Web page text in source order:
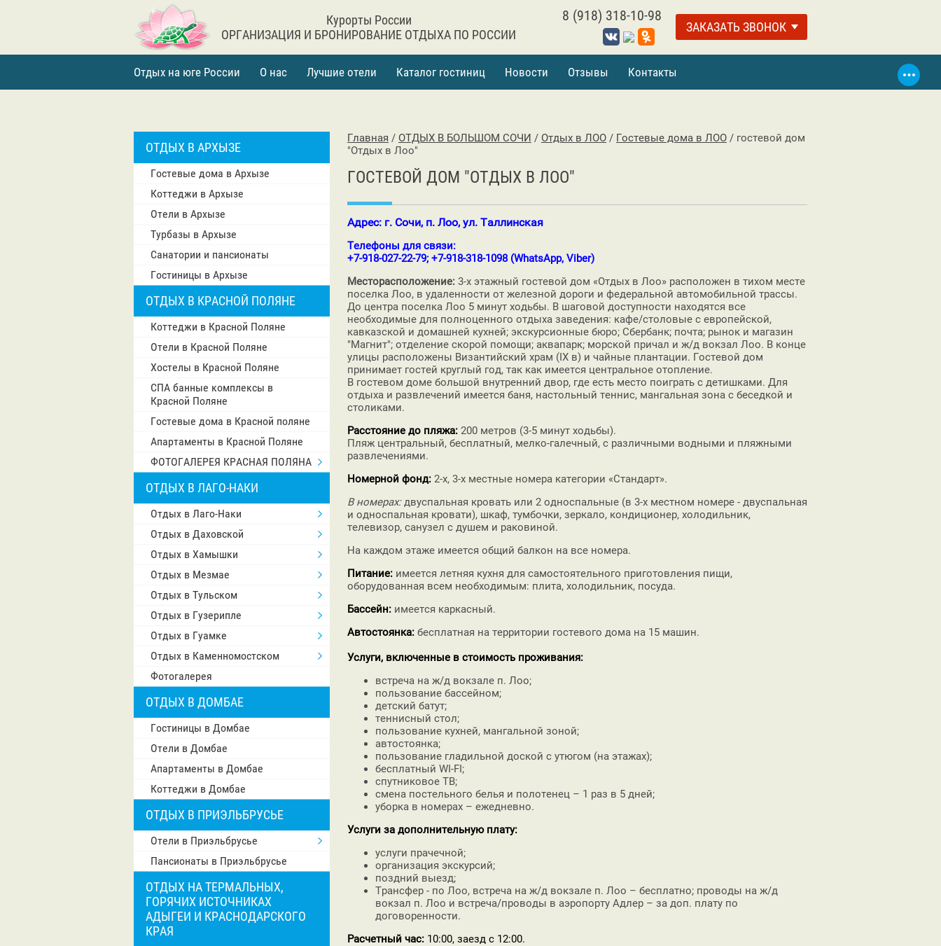
Курорты России
ОРГАНИЗАЦИЯ И БРОНИРОВАНИЕ ОТДЫХА ПО РОССИИ
8 (918) 318-10-98
ЗАКАЗАТЬ ЗВОНОК
Отдых на юге России О нас Лучшие отели Каталог гостиниц Новости Отзывы Контакты
ОТДЫХ В АРХЫЗЕ
Гостевые дома в Архызе
Коттеджи в Архызе
Отели в Архызе
Турбазы в Архызе
Санатории и пансионаты
Гостиницы в Архызе
ОТДЫХ В КРАСНОЙ ПОЛЯНЕ
Коттеджи в Красной Поляне
Отели в Красной Поляне
Хостелы в Красной Поляне
СПА банные комплексы в
Красной Поляне
Гостевые дома в Красной поляне
Апартаменты в Красной Поляне
ФОТОГАЛЕРЕЯ КРАСНАЯ ПОЛЯНА
ОТДЫХ В ЛАГО-НАКИ
Отдых в Лаго-Наки
Отдых в Даховской
Отдых в Хамышки
Отдых в Мезмае
Отдых в Тульском
Отдых в Гузерипле
Отдых в Гуамке
Отдых в Каменномостском
Фотогалерея
ОТДЫХ В ДОМБАЕ
Гостиницы в Домбае
Отели в Домбае
Апартаменты в Домбае
Коттеджи в Домбае
ОТДЫХ В ПРИЭЛЬБРУСЬЕ
Отели в Приэльбрусье
Пансионаты в Приэльбрусье
ОТДЫХ НА ТЕРМАЛЬНЫХ,
ГОРЯЧИХ ИСТОЧНИКАХ
АДЫГЕИ И КРАСНОДАРСКОГО
КРАЯ
Главная / ОТДЫХ В БОЛЬШОМ СОЧИ / Отдых в ЛОО / Гостевые дома в ЛОО / гостевой дом
"Отдых в Лоо"
ГОСТЕВОЙ ДОМ "ОТДЫХ В ЛОО"
Адрес: г. Сочи, п. Лоо, ул. Таллинская
Телефоны для связи:
+7-918-027-22-79; +7-918-318-1098 (WhatsApp, Viber)
Месторасположение: 3-х этажный гостевой дом «Отдых в Лоо» расположен в тихом месте
поселка Лоо, в удаленности от железной дороги и федеральной автомобильной трассы.
До центра поселка Лоо 5 минут ходьбы. В шаговой доступности находятся все
необходимые для полноценного отдыха заведения: кафе/столовые с европейской,
кавказской и домашней кухней; экскурсионные бюро; Сбербанк; почта; рынок и магазин
"Магнит"; отделение скорой помощи; аквапарк; морской причал и ж/д вокзал Лоо. В конце
улицы расположены Византийский храм (IX в) и чайные плантации. Гостевой дом
принимает гостей круглый год, так как имеется центральное отопление.
В гостевом доме большой внутренний двор, где есть место поиграть с детишками. Для
отдыха и развлечений имеется баня, настольный теннис, мангальная зона с беседкой и
столиками.
Расстояние до пляжа: 200 метров (3-5 минут ходьбы).
Пляж центральный, бесплатный, мелко-галечный, с различными водными и пляжными
развлечениями.
Номерной фонд: 2-х, 3-х местные номера категории «Стандарт».
В номерах: двуспальная кровать или 2 односпальные (в 3-х местном номере - двуспальная
и односпальная кровати), шкаф, тумбочки, зеркало, кондиционер, холодильник,
телевизор, санузел с душем и раковиной.
На каждом этаже имеется общий балкон на все номера.
Питание: имеется летняя кухня для самостоятельного приготовления пищи,
оборудованная всем необходимым: плита, холодильник, посуда.
Бассейн: имеется каркасный.
Автостоянка: бесплатная на территории гостевого дома на 15 машин.
Услуги, включенные в стоимость проживания:
встреча на ж/д вокзале п. Лоо;
пользование бассейном;
детский батут;
теннисный стол;
пользование кухней, мангальной зоной;
автостоянка;
пользование гладильной доской с утюгом (на этажах);
бесплатный WI-FI;
спутниковое ТВ;
смена постельного белья и полотенец – 1 раз в 5 дней;
уборка в номерах – ежедневно.
Услуги за дополнительную плату:
услуги прачечной;
организация экскурсий;
поздний выезд;
Трансфер - по Лоо, встреча на ж/д вокзале п. Лоо – бесплатно; проводы на ж/д
вокзал п. Лоо и встреча/проводы в аэропорту Адлер – за доп. плату по
договоренности.
Расчетный час: 10:00, заезд с 12:00.